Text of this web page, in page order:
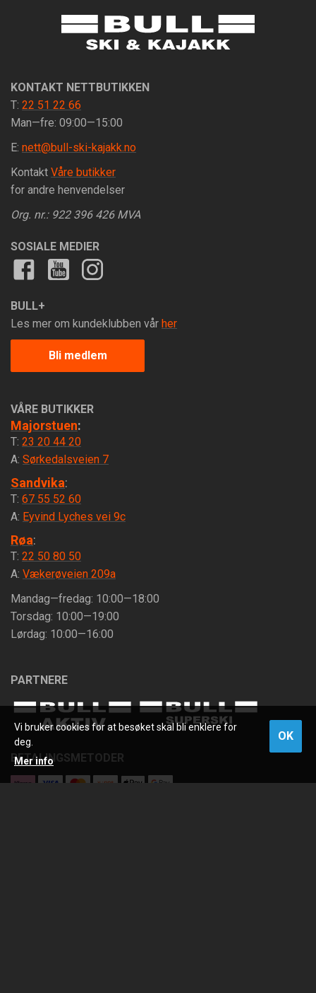
KONTAKT NETTBUTIKKEN
T: 22 51 22 66
Man—fre: 09:00—15:00
E: nett@bull-ski-kajakk.no
Kontakt Våre butikker
for andre henvendelser
Org. nr.: 922 396 426 MVA
SOSIALE MEDIER
BULL+
Les mer om kundeklubben vår her
Bli medlem
VÅRE BUTIKKER
Majorstuen:
T: 23 20 44 20
A: Sørkedalsveien 7
Sandvika:
T: 67 55 52 60
A: Eyvind Lyches vei 9c
Røa:
T: 22 50 80 50
A: Vækerøveien 209a
Mandag—fredag: 10:00—18:00
Torsdag: 10:00—19:00
Lørdag: 10:00—16:00
PARTNERE
BETALINGSMETODER
Vi bruker cookies for at besøket skal bli enklere for
deg.
Mer info
OK